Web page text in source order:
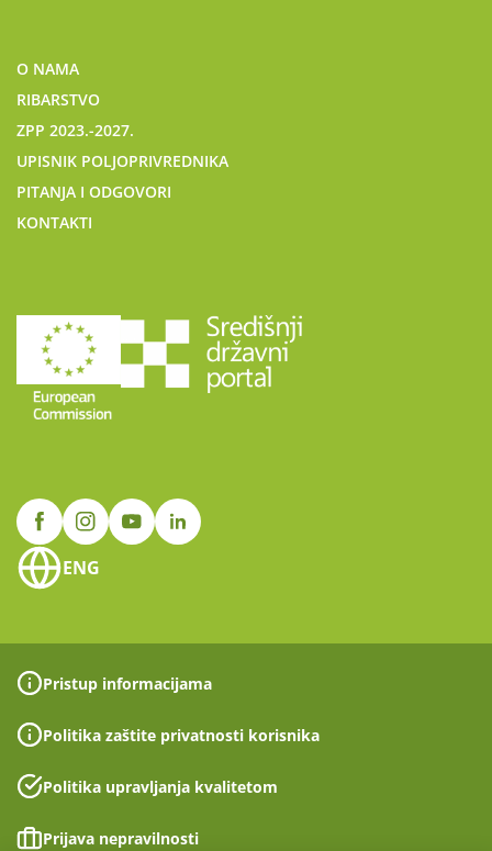
O NAMA
RIBARSTVO
ZPP 2023.-2027.
UPISNIK POLJOPRIVREDNIKA
PITANJA I ODGOVORI
KONTAKTI
ENG
Pristup informacijama
Politika zaštite privatnosti korisnika
Politika upravljanja kvalitetom
Prijava nepravilnosti